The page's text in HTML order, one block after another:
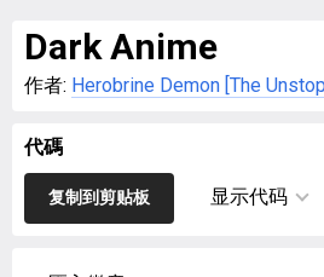
Dark Anime
作者: Herobrine Demon [The
代碼
复制到剪贴板 显示代码